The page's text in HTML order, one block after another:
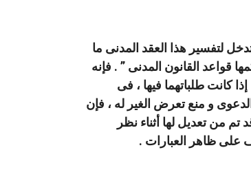
لتفسير هذا العقد المدنى ما
قواعد القانون المدنى ” . فإنه
كانت طلباتهما فيها ، فى
و منع تعرض الغير له ، فإن
من تعديل لها أثناء نظر
على ظاهر العبارات .